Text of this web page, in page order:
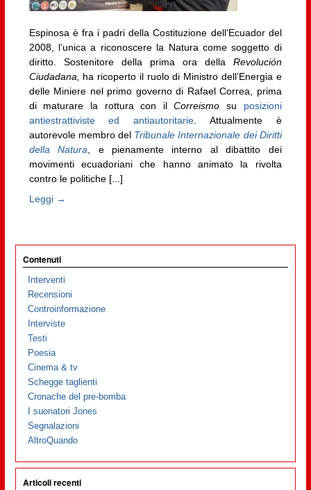
Espinosa è fra i padri della Costituzione dell’Ecuador del
2008, l’unica a riconoscere la Natura come soggetto di
diritto. Sostenitore della prima ora della Revolución
Ciudadana,
ha ricoperto il ruolo di Ministro dell’Energia e
delle Miniere nel primo governo di Rafael Correa, prima
di maturare la rottura con ilCorreismo su posizioni
antiestrattiviste ed antiautoritarie . Attualmente è
autorevole membro del Tribunale Internazionale dei Diritti
della Natura , e pienamente interno al dibattito dei
movimenti ecuadoriani che hanno animato la rivolta
contro le politiche [...]
Leggi →
Contenuti
Interventi
Recensioni
Controinformazione
Interviste
Testi
Poesia
Cinema & tv
Schegge taglienti
Cronache del pre-bomba
I suonatori Jones
Segnalazioni
AltroQuando
Articoli recenti